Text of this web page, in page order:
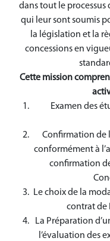
dans tout le processus
qui leur sont soumis
la législation et la
concessions en
Cette mission
Examen des
Confirmation de
conformément à
confirmation
Le choix de la
contrat de
La Préparation
l’évaluation des